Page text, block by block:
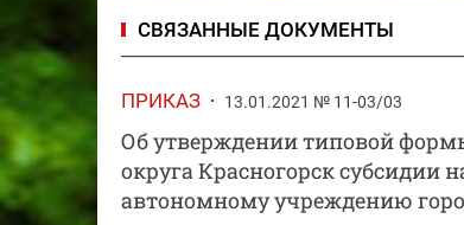
СВЯЗАННЫЕ ДОКУМЕНТЫ
ПРИКАЗ 13.01.2021 № 11-03/03
Об утверждении типовой
округа Красногорск
автономному учреждению